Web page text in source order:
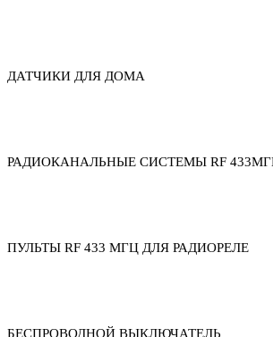
ДАТЧИКИ ДЛЯ ДОМА
РАДИОКАНАЛЬНЫЕ СИСТЕМЫ RF
ПУЛЬТЫ RF 433 МГЦ ДЛЯ РАДИОРЕЛЕ
БЕСПРОВОДНОЙ ВЫКЛЮЧАТЕЛЬ